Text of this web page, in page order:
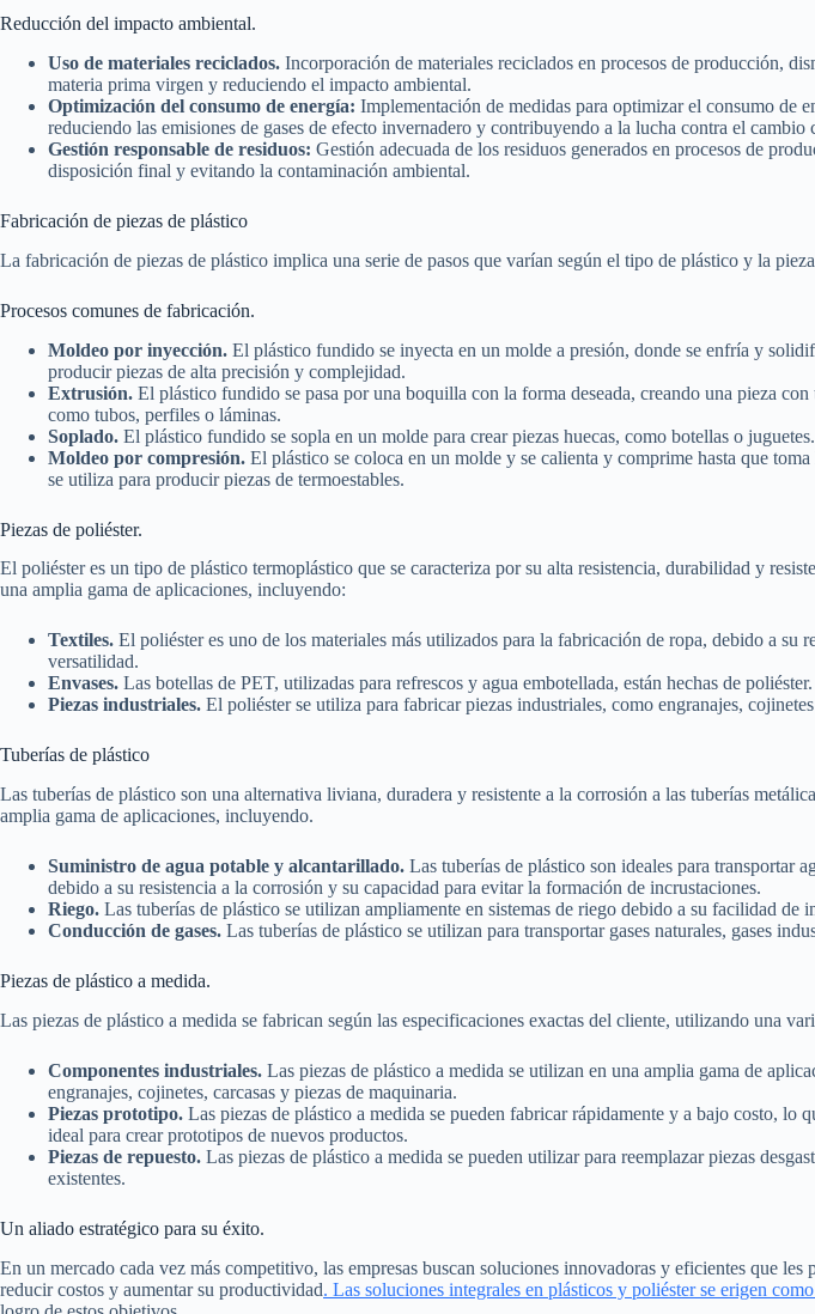
Reducción del impacto ambiental.
Uso de materiales reciclados. Incorporación de materiales reciclados en procesos de producción,
materia prima virgen y reduciendo el impacto ambiental.
Optimización del consumo de energía: Implementación de medidas para optimizar el consumo de
reduciendo las emisiones de gases de efecto invernadero y contribuyendo a la lucha contra el cambio
Gestión responsable de residuos: Gestión adecuada de los residuos generados en procesos de
disposición final y evitando la contaminación ambiental.
Fabricación de piezas de plástico
La fabricación de piezas de plástico implica una serie de pasos que varían según el tipo de plástico y la
Procesos comunes de fabricación.
Moldeo por inyección. El plástico fundido se inyecta en un molde a presión, donde se enfría y
producir piezas de alta precisión y complejidad.
Extrusión. El plástico fundido se pasa por una boquilla con la forma deseada, creando una pieza con
como tubos, perfiles o láminas.
Soplado. El plástico fundido se sopla en un molde para crear piezas huecas, como botellas o juguetes.
Moldeo por compresión. El plástico se coloca en un molde y se calienta y comprime hasta que
se utiliza para producir piezas de termoestables.
Piezas de poliéster.
El poliéster es un tipo de plástico termoplástico que se caracteriza por su alta resistencia, durabilidad y
una amplia gama de aplicaciones, incluyendo:
Textiles. El poliéster es uno de los materiales más utilizados para la fabricación de ropa, debido a su
versatilidad.
Envases. Las botellas de PET, utilizadas para refrescos y agua embotellada, están hechas de poliéster.
Piezas industriales. El poliéster se utiliza para fabricar piezas industriales, como engranajes,
Tuberías de plástico
Las tuberías de plástico son una alternativa liviana, duradera y resistente a la corrosión a las tuberías
amplia gama de aplicaciones, incluyendo.
Suministro de agua potable y alcantarillado. Las tuberías de plástico son ideales para transportar
debido a su resistencia a la corrosión y su capacidad para evitar la formación de incrustaciones.
Riego. Las tuberías de plástico se utilizan ampliamente en sistemas de riego debido a su facilidad de
Conducción de gases. Las tuberías de plástico se utilizan para transportar gases naturales, gases
Piezas de plástico a medida.
Las piezas de plástico a medida se fabrican según las especificaciones exactas del cliente, utilizando una
Componentes industriales. Las piezas de plástico a medida se utilizan en una amplia gama de
engranajes, cojinetes, carcasas y piezas de maquinaria.
Piezas prototipo. Las piezas de plástico a medida se pueden fabricar rápidamente y a bajo costo, lo
ideal para crear prototipos de nuevos productos.
Piezas de repuesto. Las piezas de plástico a medida se pueden utilizar para reemplazar piezas
existentes.
Un aliado estratégico para su éxito.
En un mercado cada vez más competitivo, las empresas buscan soluciones innovadoras y eficientes que les
reducir costos y aumentar su productividad. Las soluciones integrales en plásticos y poliéster se erigen